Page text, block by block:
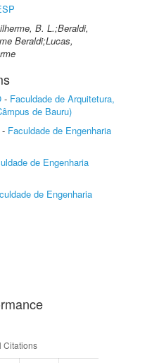
B. L.;Beraldi,
Beraldi;Lucas,
- Faculdade de Arquitetura,
de Bauru)
- Faculdade de Engenharia
de Engenharia
de Engenharia